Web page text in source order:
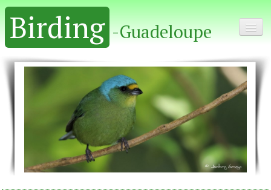
Birding -Guadeloupe
Home - Accueil
Album